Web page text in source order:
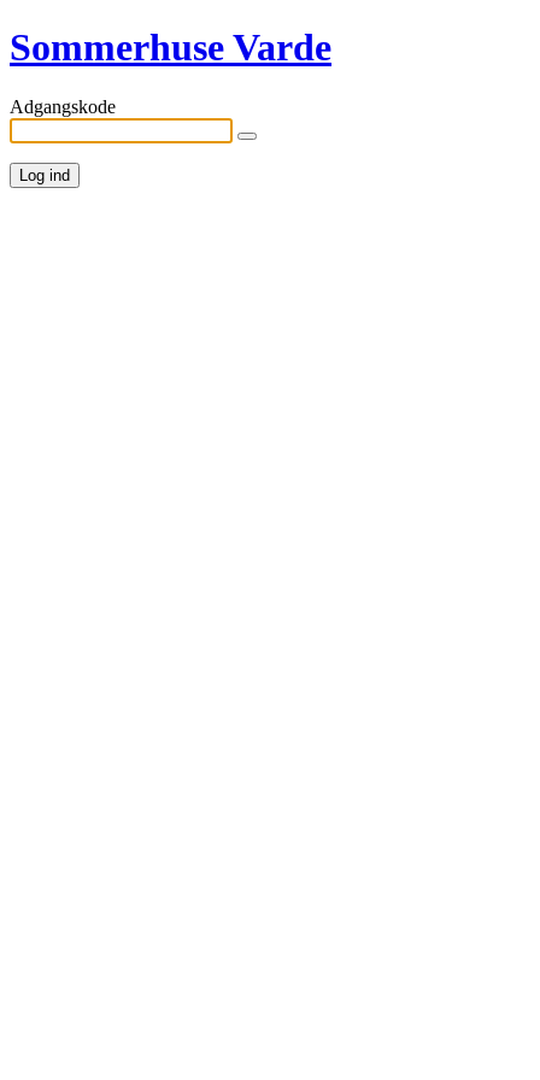
Sommerhuse Varde
Adgangskode